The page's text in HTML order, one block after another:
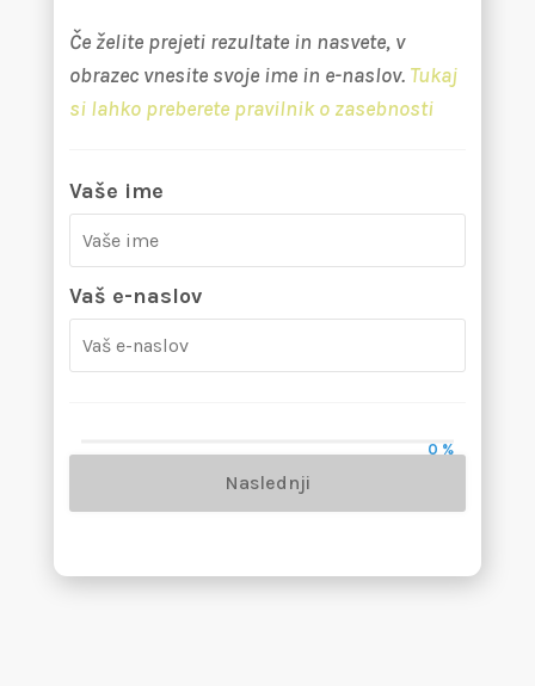
Če želite prejeti rezultate in nasvete, v
obrazec vnesite svoje ime in e-naslov. Tukaj
si lahko preberete pravilnik o zasebnosti
Vaše ime
Vaš e-naslov
0 %
Naslednji